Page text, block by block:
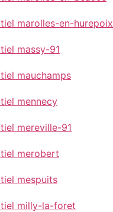
marolles-en-hurepoix
massy-91
mauchamps
mennecy
mereville-91
merobert
mespuits
milly-la-foret